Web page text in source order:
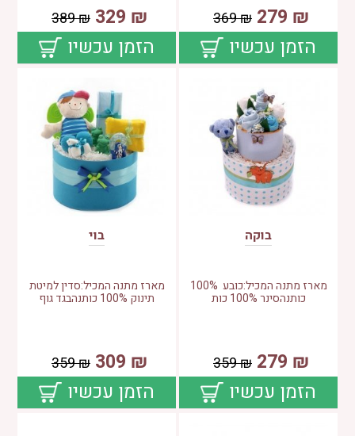
₪
279
₪
369
הזמן עכשיו
₪
329
₪
389
הזמן עכשיו
בוקה
מארז מתנה המכיל:כובע 100%
כותנהסינר 100% כות
₪
279
₪
359
הזמן עכשיו
בוי
מארז מתנה המכיל:סדין למיטת
תינוק 100% כותנהבגד גוף
₪
309
₪
359
הזמן עכשיו